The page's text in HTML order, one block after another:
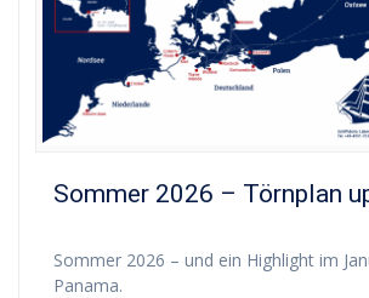
Sommer 2026 – Törnplan
Sommer 2026 – und ein Highlight im
Panama.